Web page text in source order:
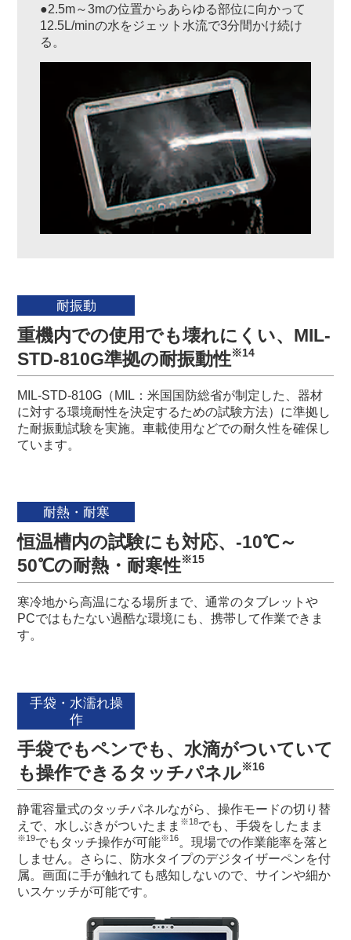
●2.5m～3mの位置からあらゆる部位に向かって
12.5L/minの水をジェット水流で3分間かけ続け
る。
耐振動
重機内での使用でも壊れにくい、MIL-
STD-810G準拠の耐振動性※14
MIL-STD-810G（MIL：米国国防総省が制定した、器材
に対する環境耐性を決定するための試験方法）に準拠し
た耐振動試験を実施。車載使用などでの耐久性を確保し
ています。
耐熱・耐寒
恒温槽内の試験にも対応、-10℃～
50℃の耐熱・耐寒性※15
寒冷地から高温になる場所まで、通常のタブレットや
PCではもたない過酷な環境にも、携帯して作業できま
す。
手袋・水濡れ操
作
手袋でもペンでも、水滴がついていて
も操作できるタッチパネル※16
静電容量式のタッチパネルながら、操作モードの切り替
えで、水しぶきがついたまま ※18でも、手袋をしたまま
※19でもタッチ操作が可能※16。現場での作業能率を落と
しません。さらに、防水タイプのデジタイザーペンを付
属。画面に手が触れても感知しないので、サインや細か
いスケッチが可能です。